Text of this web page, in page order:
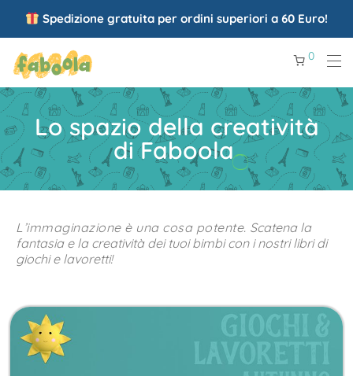
Spedizione gratuita per ordini superiori a 60 Euro!
0
Lo spazio della creatività
di Faboola
L’immaginazione è una cosa potente. Scatena la
fantasia e la creatività dei tuoi bimbi con i nostri libri di
giochi e lavoretti!